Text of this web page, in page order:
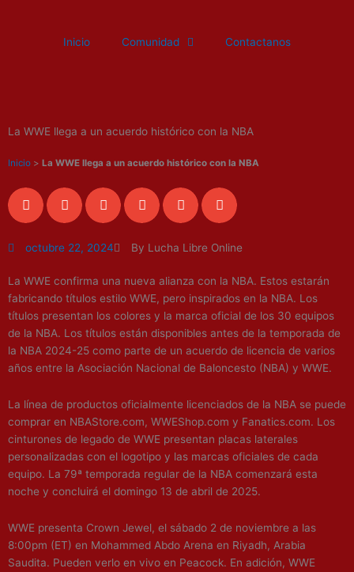
Inicio Comunidad Contactanos
La WWE llega a un acuerdo histórico con la NBA
Inicio > La WWE llega a un acuerdo histórico con la NBA
octubre 22, 2024 By Lucha Libre Online
La WWE confirma una nueva alianza con la NBA. Estos estarán
fabricando títulos estilo WWE, pero inspirados en la NBA. Los
títulos presentan los colores y la marca oficial de los 30 equipos
de la NBA. Los títulos están disponibles antes de la temporada de
la NBA 2024-25 como parte de un acuerdo de licencia de varios
años entre la Asociación Nacional de Baloncesto (NBA) y WWE.
La línea de productos oficialmente licenciados de la NBA se puede
comprar en NBAStore.com, WWEShop.com y Fanatics.com. Los
cinturones de legado de WWE presentan placas laterales
personalizadas con el logotipo y las marcas oficiales de cada
equipo. La 79ª temporada regular de la NBA comenzará esta
noche y concluirá el domingo 13 de abril de 2025.
WWE presenta Crown Jewel, el sábado 2 de noviembre a las
8:00pm (ET) en Mohammed Abdo Arena en Riyadh, Arabia
Saudita. Pueden verlo en vivo en Peacock. En adición, WWE